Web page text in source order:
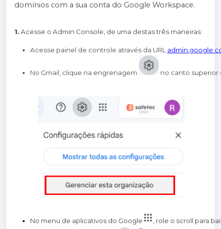
domínios com a sua conta do Google Workspace.
1. Acesse o Admin Console, de uma destas três maneiras:
Acesse painel de controle através da URL
No Gmail, clique na engrenagem no canto superior
No menu de aplicativos do Google , role o scroll para